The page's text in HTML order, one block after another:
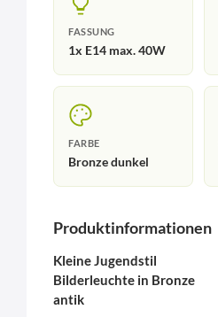
FASSUNG
1x E14 max. 40W
FARBE
Bronze dunkel
Produktinformationen
Kleine Jugendstil
Bilderleuchte in Bronze
antik